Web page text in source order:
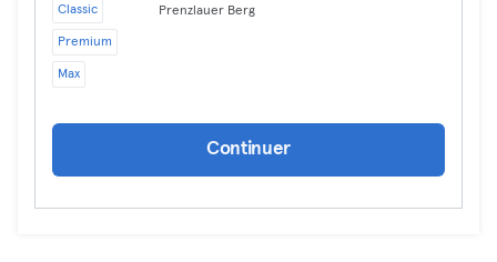
Classic
Premium
Max
Prenzlauer Berg
Continuer